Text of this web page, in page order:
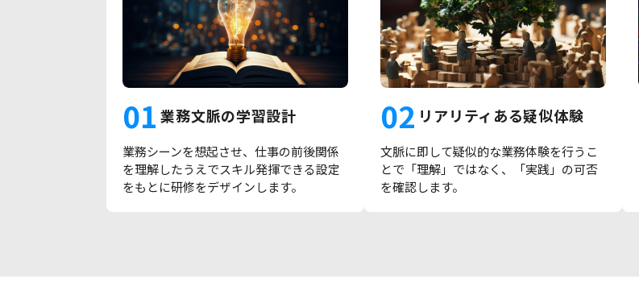
01 業務文脈の学習設計
業務シーンを想起させ、仕事の前後関係
を理解したうえでスキル発揮できる設定
をもとに研修をデザインします。
02 リアリティある疑似体験
文脈に即して疑似的な業務体験を行うこ
とで「理解」ではなく、「実践」の可否
を確認します。